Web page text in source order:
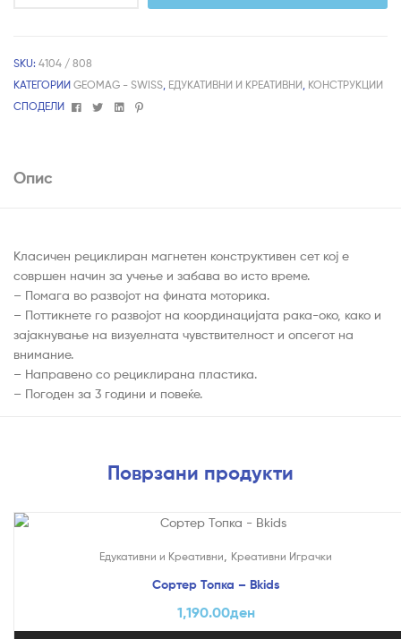
SKU: 4104 / 808
КАТЕГОРИИ GEOMAG - SWISS, ЕДУКАТИВНИ И КРЕАТИВНИ, КОНСТРУКЦИИ
СПОДЕЛИ
FacebookTwitterLinkedin
Pinterest
Опис
Класичен рециклиран магнетен конструктивен сет кој е
совршен начин за учење и забава во исто време.
– Помага во развојот на фината моторика.
– Поттикнете го развојот на координацијата рака-око, како и
зајакнување на визуелната чувствителност и опсегот на
внимание.
– Направено со рециклирана пластика.
– Погоден за 3 години и повеќе.
Поврзани продукти
Едукативни и Креативни, Креативни Играчки
Сортер Топка – Bkids
1,190.00ден